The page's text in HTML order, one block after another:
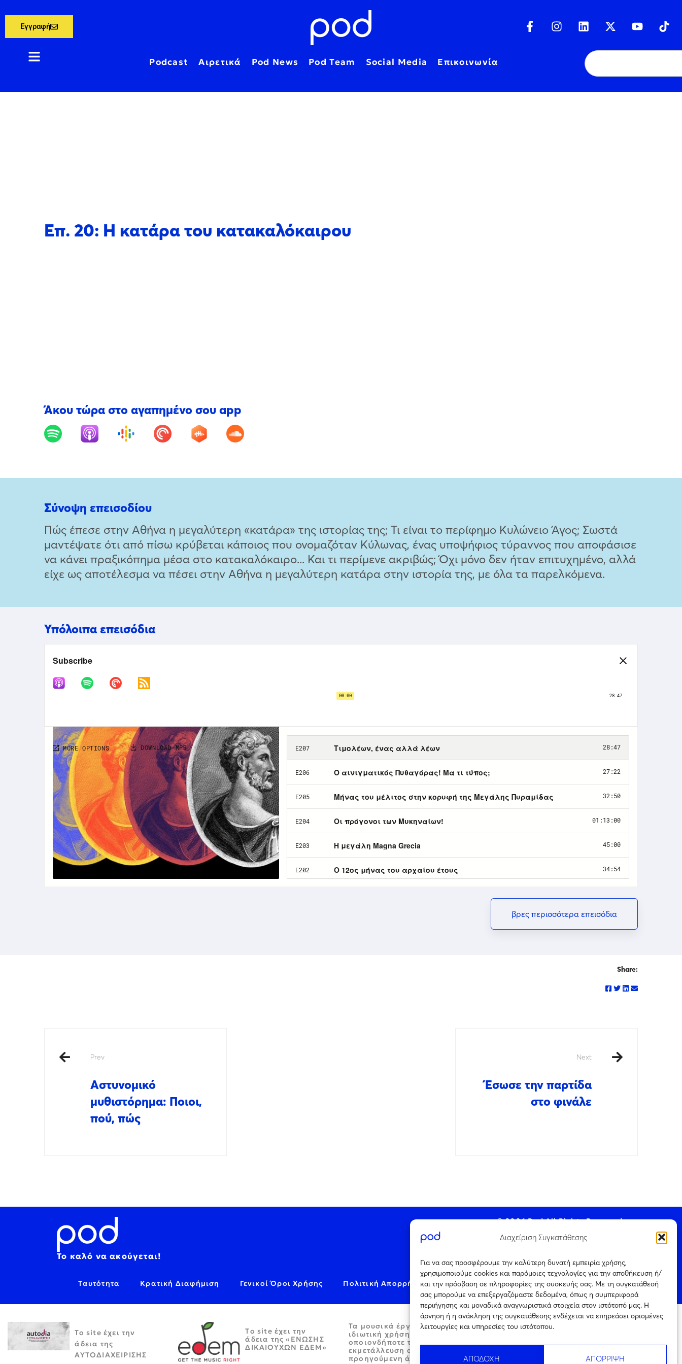
Διαχείριση Συγκατάθεσης
Για να σας προσφέρουμε την καλύτερη δυνατή εμπειρία χρήσης,
χρησιμοποιούμε cookies και παρόμοιες τεχνολογίες για την αποθήκευση ή/
και την πρόσβαση σε πληροφορίες της συσκευής σας. Με τη συγκατάθεσή
σας μπορούμε να επεξεργαζόμαστε δεδομένα, όπως η συμπεριφορά
περιήγησης και μοναδικά αναγνωριστικά στοιχεία στον ιστότοπό μας. Η
άρνηση ή η ανάκληση της συγκατάθεσης ενδέχεται να επηρεάσει ορισμένες
λειτουργίες και υπηρεσίες του ιστότοπου.
ΑΠΟΔΟΧΗ ΑΠΟΡΡΙΨΗ
Εγγραφή
Podcast Αιρετικά Pod News Pod Team Social Media Επικοινωνία
Επ. 20: Η κατάρα του κατακαλόκαιρου
Άκου τώρα στο αγαπημένο σου app
Σύνοψη επεισοδίου
Πώς έπεσε στην Αθήνα η μεγαλύτερη «κατάρα» της ιστορίας της; Τι είναι το περίφημο Κυλώνειο Άγος; Σωστά
μαντέψατε ότι από πίσω κρύβεται κάποιος που ονομαζόταν Κύλωνας, ένας υποψήφιος τύραννος που αποφάσισε
να κάνει πραξικόπημα μέσα στο κατακαλόκαιρο... Και τι περίμενε ακριβώς; Όχι μόνο δεν ήταν επιτυχημένο, αλλά
είχε ως αποτέλεσμα να πέσει στην Αθήνα η μεγαλύτερη κατάρα στην ιστορία της, με όλα τα παρελκόμενα.
Υπόλοιπα επεισόδια
βρες περισσότερα επεισόδια
Share:
Prev
Αστυνομικό
μυθιστόρημα: Ποιοι,
πού, πώς
Next
Έσωσε την παρτίδα
στο φινάλε
Το καλό να ακούγεται!
© 2026 Pod All Rights Reserved.
Ταυτότητα Κρατική Διαφήμιση Γενικοί Όροι Χρήσης Πολιτική Απορρήτου Cookie Policy
Το site έχει την
άδεια της
ΑΥΤΟΔΙΑΧΕΙΡΙΣΗΣ
Tο site έχει την
άδεια της «ΕΝΩΣΗΣ
ΔΙΚΑΙΟΥΧΩΝ ΕΔΕΜ»
Τα μουσικά έργα παρέχονται μόνο για
ιδιωτική χρήση και απαγορεύεται η με
οποιονδήποτε τρόπο περαιτέρω
εκμετάλλευση αυτών χωρίς την
προηγούμενη άδεια.
ηλεκτρονικού τύπου
Αριθμός